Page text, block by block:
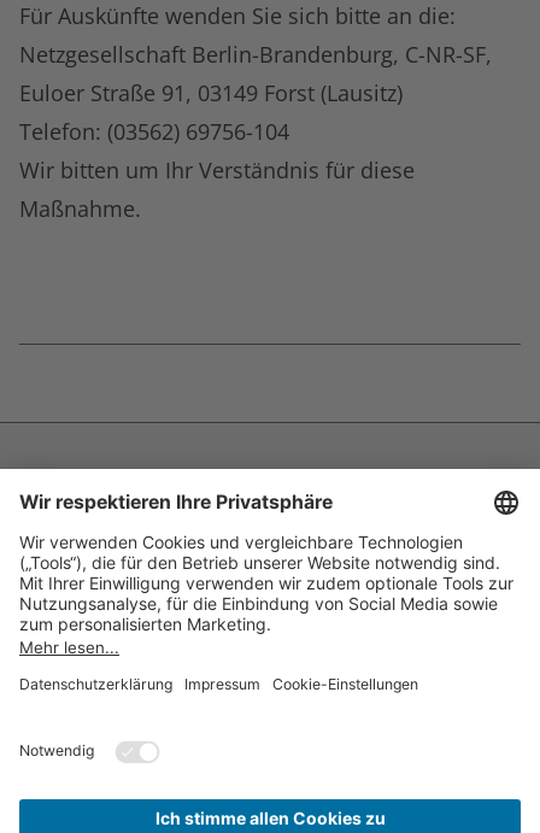
Für Auskünfte wenden Sie sich bitte an die:
Netzgesellschaft Berlin-Brandenburg, C-NR-SF,
Euloer Straße 91, 03149 Forst (Lausitz)
Telefon: (03562) 69756-104
Wir bitten um Ihr Verständnis für diese
Maßnahme.
Datenschutz
Barrierefreiheit
Inhaltsverzeichnis
Cookie-Einstellungen